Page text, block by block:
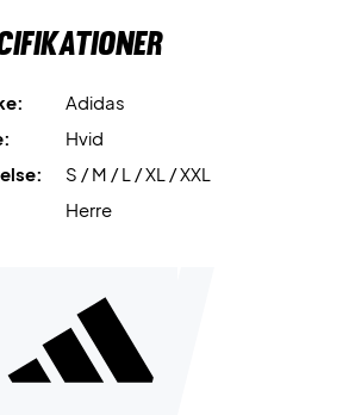
Adidas
Hvid
S / M / L / XL / XXL
Herre